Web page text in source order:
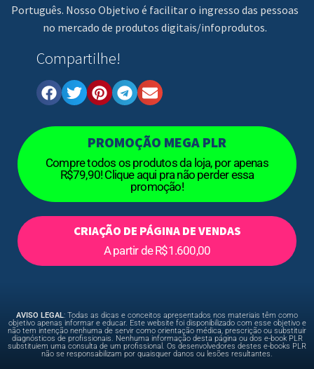
Português. Nosso Objetivo é facilitar o ingresso das pessoas
no mercado de produtos digitais/infoprodutos.
Compartilhe!
PROMOÇÃO MEGA PLR
Compre todos os produtos da loja, por apenas
R$79,90! Clique aqui pra não perder essa
promoção!
CRIAÇÃO DE PÁGINA DE VENDAS
A partir de R$1.600,00
AVISO LEGAL: Todas as dicas e conceitos apresentados nos materiais têm como
objetivo apenas informar e educar. Este website foi disponibilizado com esse objetivo e
não tem intenção nenhuma de servir como orientação médica, prescrição ou substituir
diagnósticos de profissionais. Nenhuma informação desta página ou dos e-book PLR
substituiem uma consulta de um profissional. Os desenvolvedores destes e-books PLR
não se responsabilizam por quaisquer danos ou lesões resultantes.